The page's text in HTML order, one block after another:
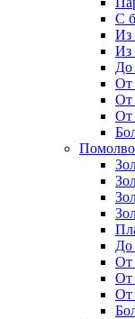
С
Из
Из
До
От
От
От
До
От
От
От